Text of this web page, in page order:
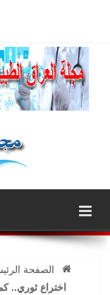
الصفحة
اختراع ثوري..